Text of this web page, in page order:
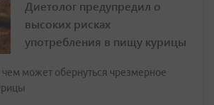
Диетолог предупредил о
высоких рисках
употребления в пищу курицы
чем может обернуться чрезмерное